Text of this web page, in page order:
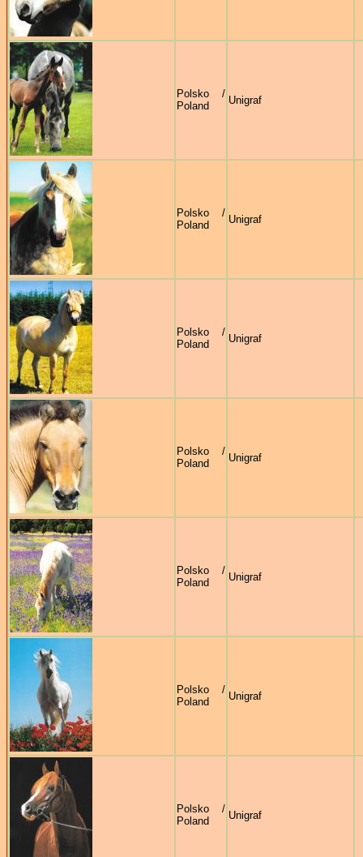
Polsko /
Poland
Unigraf
Polsko /
Poland
Unigraf
Polsko /
Poland
Unigraf
Polsko /
Poland
Unigraf
Polsko /
Poland
Unigraf
Polsko /
Poland
Unigraf
Polsko /
Poland
Unigraf